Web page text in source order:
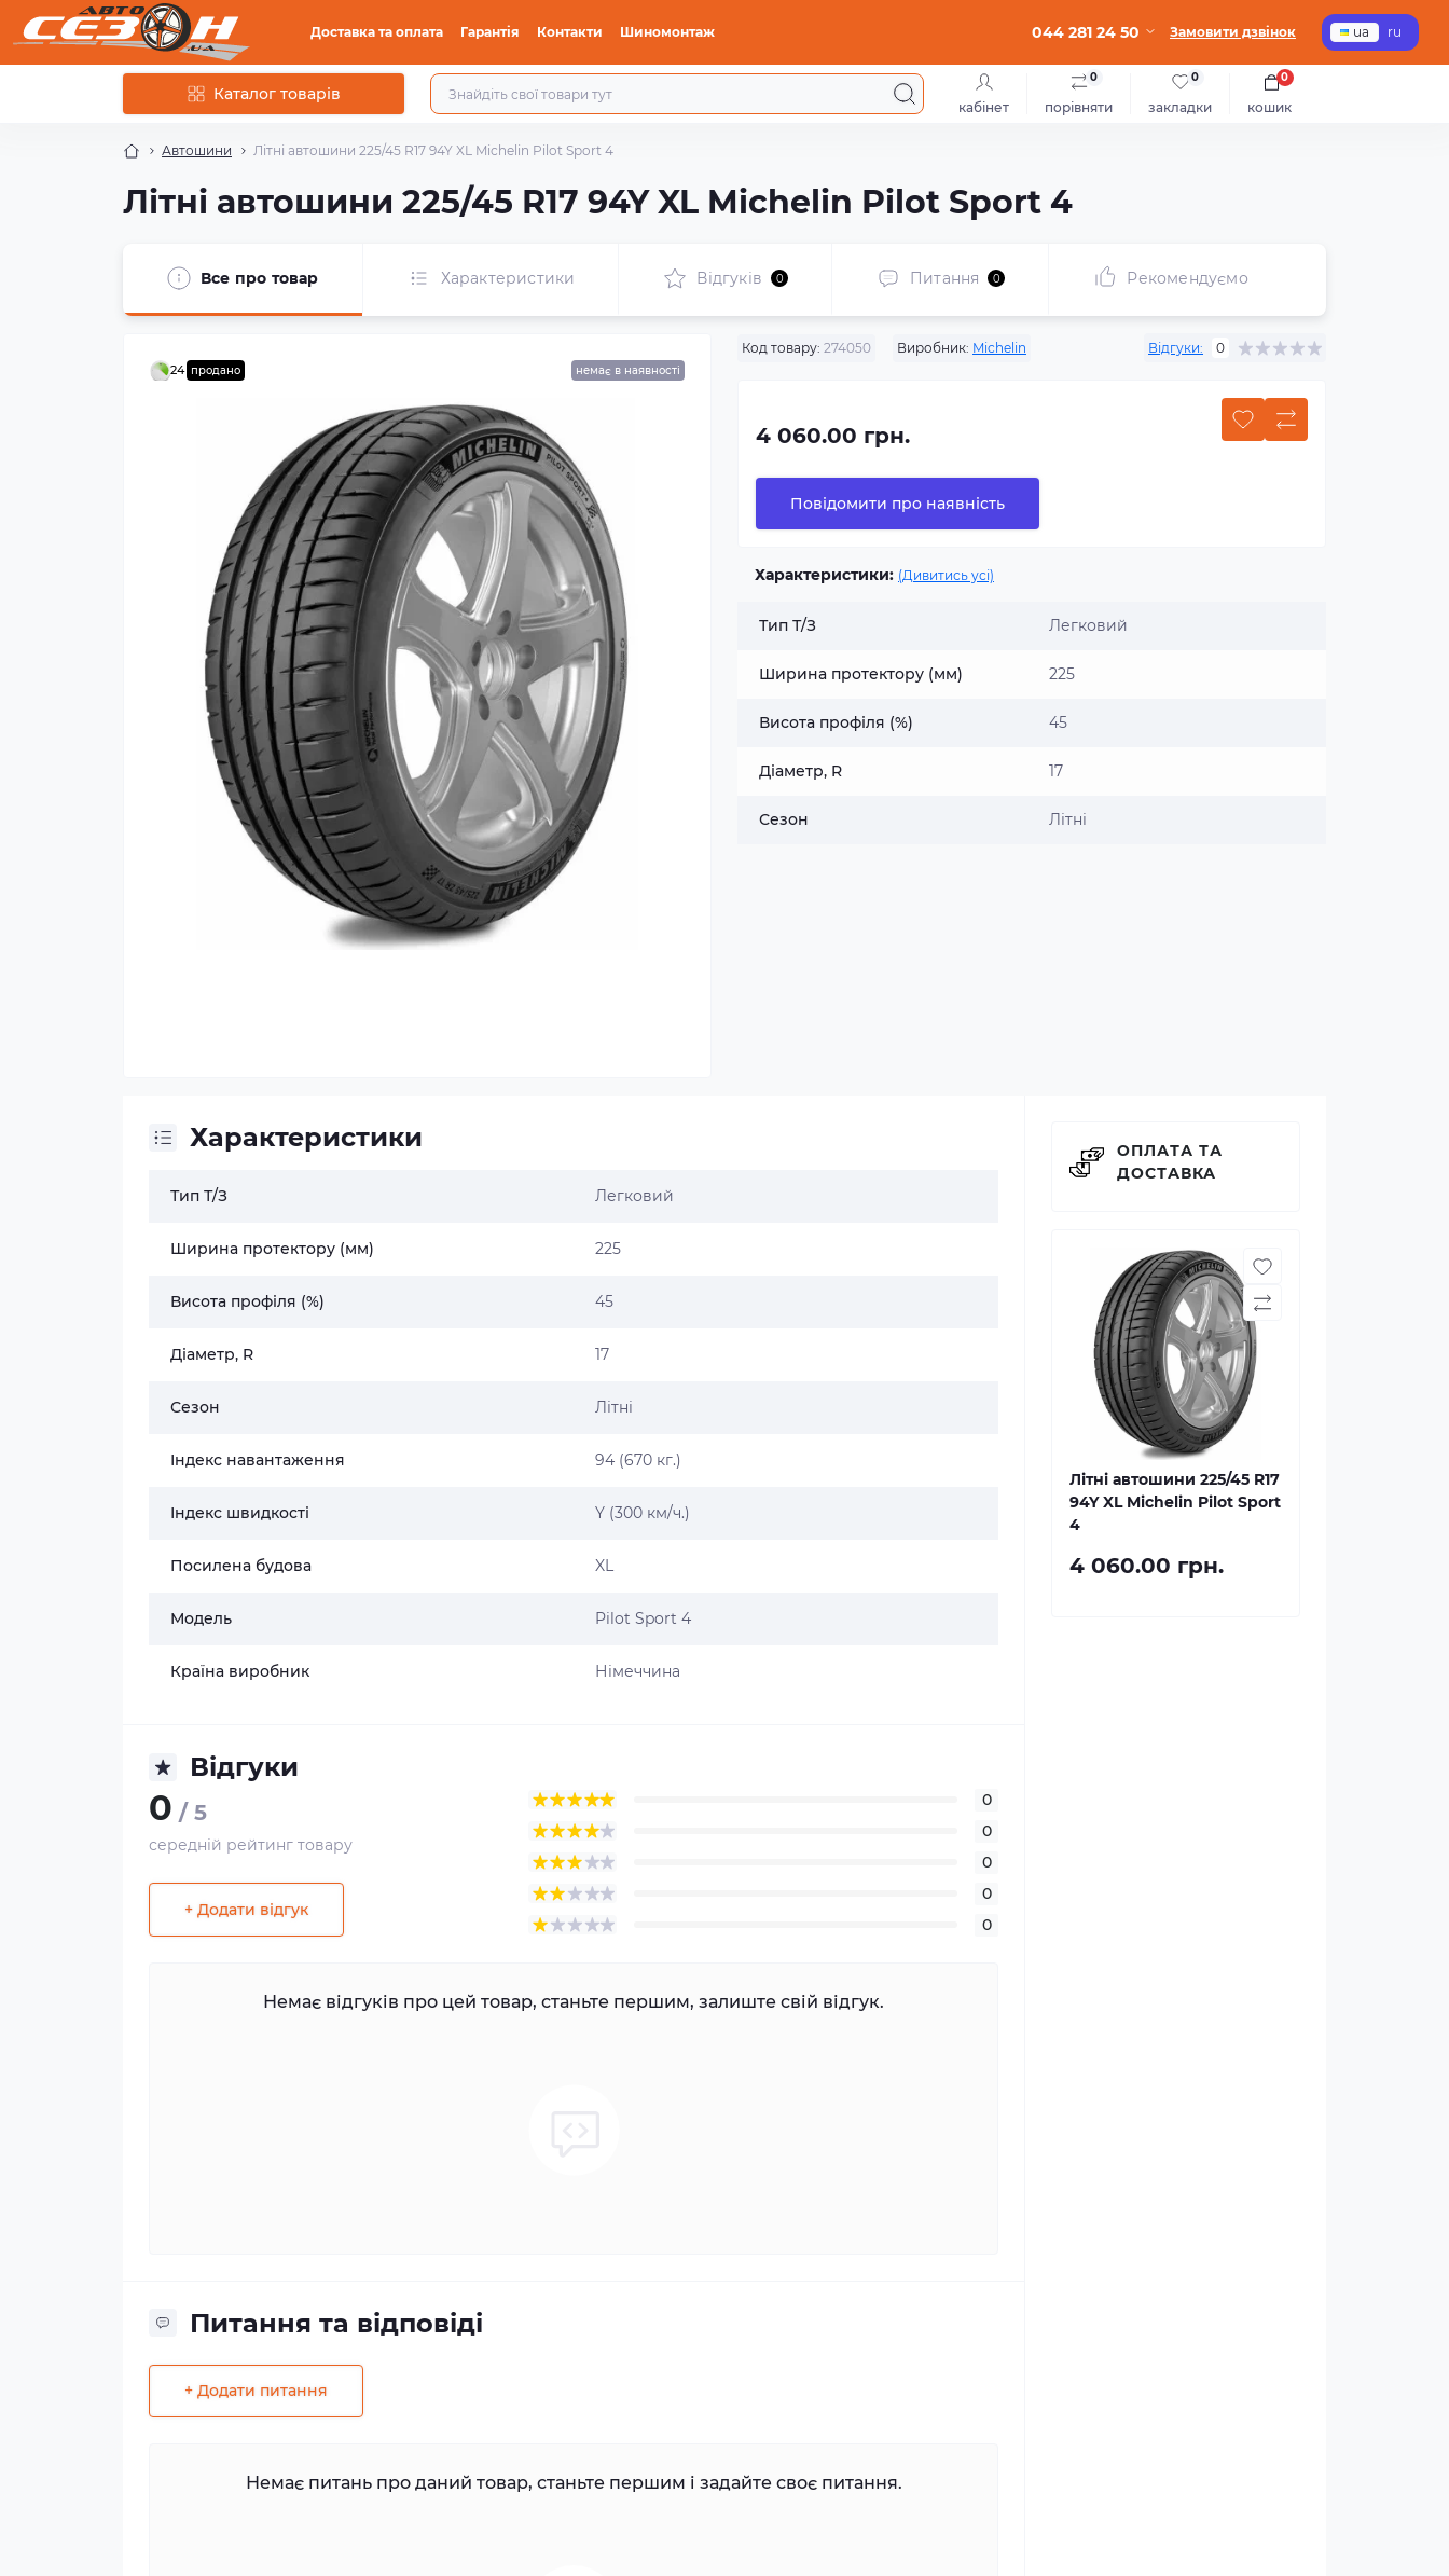
Доставка та оплата Гарантія Контакти Шиномонтаж 044 281 24 50 Замовити дзвінок ua ru
Каталог товарів
кабінет порівняти
0
закладки
0
кошик
0
Автошини Літні автошини 225/45 R17 94Y XL Michelin Pilot Sport 4
Літні автошини 225/45 R17 94Y XL Michelin Pilot Sport 4
Все про товар Характеристики Відгуків 0 Питання 0 Рекомендуємо
24 продано немає в наявності
Код товару: 274050 Виробник: Michelin Відгуки: 0
4 060.00 грн.
Повідомити про наявність
Характеристики: (Дивитись усі)
Тип Т/З Легковий
Ширина протектору (мм) 225
Висота профіля (%) 45
Діаметр, R 17
Сезон Літні
Характеристики
Тип Т/З Легковий
Ширина протектору (мм) 225
Висота профіля (%) 45
Діаметр, R 17
Сезон Літні
Індекс навантаження 94 (670 кг.)
Індекс швидкості Y (300 км/ч.)
Посилена будова XL
Модель Pilot Sport 4
Країна виробник Німеччина
Відгуки
0 / 5
середній рейтинг товару
+ Додати відгук
0
0
0
0
0
Немає відгуків про цей товар, станьте першим, залиште свій відгук.
Питання та відповіді
+ Додати питання
Немає питань про даний товар, станьте першим і задайте своє питання.
ОПЛАТА ТА
ДОСТАВКА
Літні автошини 225/45 R17
94Y XL Michelin Pilot Sport
4
4 060.00 грн.